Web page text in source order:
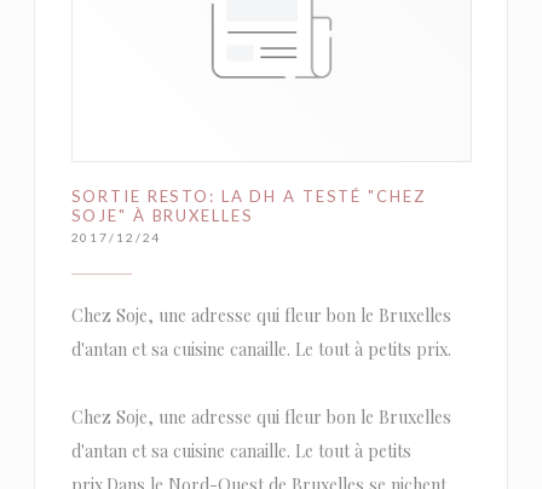
SORTIE RESTO: LA DH A TESTÉ "CHEZ
SOJE" À BRUXELLES
2017/12/24
Chez Soje, une adresse qui fleur bon le Bruxelles
d'antan et sa cuisine canaille. Le tout à petits prix.
Chez Soje, une adresse qui fleur bon le Bruxelles
d'antan et sa cuisine canaille. Le tout à petits